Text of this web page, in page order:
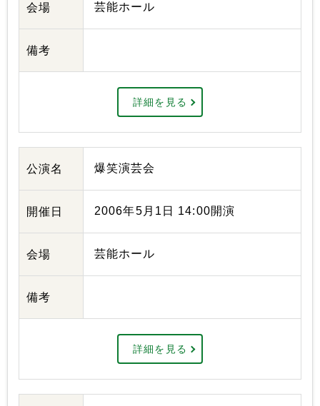
会場 芸能ホール
備考
詳細を見る
公演名 爆笑演芸会
開催日 2006年5月1日 14:00開演
会場 芸能ホール
備考
詳細を見る